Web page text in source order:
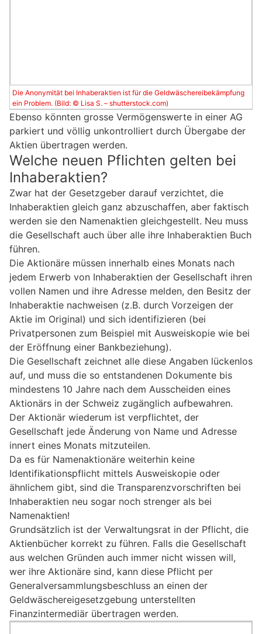
Die Anonymität bei Inhaberaktien ist für die Geldwäschereibekämpfung
ein Problem. (Bild: © Lisa S. – shutterstock.com)
Ebenso könnten grosse Vermögenswerte in einer AG
parkiert und völlig unkontrolliert durch Übergabe der
Aktien übertragen werden.
Welche neuen Pflichten gelten bei
Inhaberaktien?
Zwar hat der Gesetzgeber darauf verzichtet, die
Inhaberaktien gleich ganz abzuschaffen, aber faktisch
werden sie den Namenaktien gleichgestellt. Neu muss
die Gesellschaft auch über alle ihre Inhaberaktien Buch
führen.
Die Aktionäre müssen innerhalb eines Monats nach
jedem Erwerb von Inhaberaktien der Gesellschaft ihren
vollen Namen und ihre Adresse melden, den Besitz der
Inhaberaktie nachweisen (z.B. durch Vorzeigen der
Aktie im Original) und sich identifizieren (bei
Privatpersonen zum Beispiel mit Ausweiskopie wie bei
der Eröffnung einer Bankbeziehung).
Die Gesellschaft zeichnet alle diese Angaben lückenlos
auf, und muss die so entstandenen Dokumente bis
mindestens 10 Jahre nach dem Ausscheiden eines
Aktionärs in der Schweiz zugänglich aufbewahren.
Der Aktionär wiederum ist verpflichtet, der
Gesellschaft jede Änderung von Name und Adresse
innert eines Monats mitzuteilen.
Da es für Namenaktionäre weiterhin keine
Identifikationspflicht mittels Ausweiskopie oder
ähnlichem gibt, sind die Transparenzvorschriften bei
Inhaberaktien neu sogar noch strenger als bei
Namenaktien!
Grundsätzlich ist der Verwaltungsrat in der Pflicht, die
Aktienbücher korrekt zu führen. Falls die Gesellschaft
aus welchen Gründen auch immer nicht wissen will,
wer ihre Aktionäre sind, kann diese Pflicht per
Generalversammlungsbeschluss an einen der
Geldwäschereigesetzgebung unterstellten
Finanzintermediär übertragen werden.